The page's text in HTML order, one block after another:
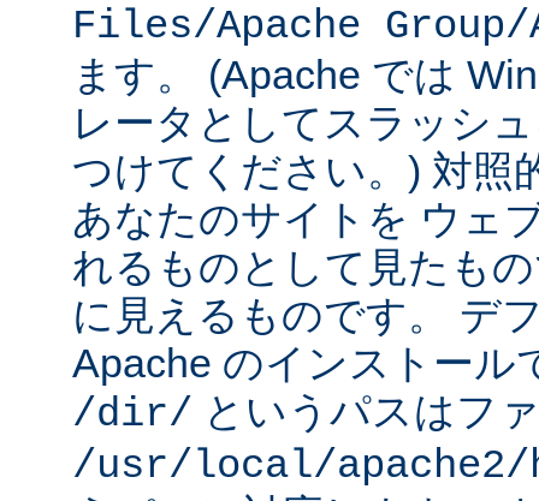
Files/Apache Group/
ます。 (Apache では
レータとしてスラッシ
つけてください。) 対照
あなたのサイトを ウェ
れるものとして見たも
に見えるものです。 デ
Apache のインストール
/dir/ というパスはフ
/usr/local/